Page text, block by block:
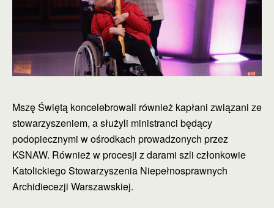
Mszę Świętą koncelebrowali również kapłani związani ze
stowarzyszeniem, a służyli ministranci będący
podopiecznymi w ośrodkach prowadzonych przez
KSNAW. Również w procesji z darami szli członkowie
Katolickiego Stowarzyszenia Niepełnosprawnych
Archidiecezji Warszawskiej.